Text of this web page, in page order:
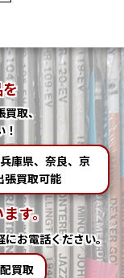
取、
庫県、奈良、京
張買取可能
す。
にお電話ください。
買取